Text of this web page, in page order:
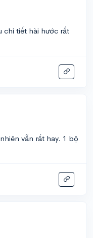
chi tiết hài hước rất
vẫn rất hay. 1 bộ